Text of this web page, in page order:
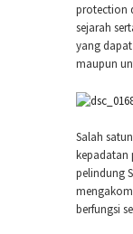
protection
sejarah
yang
maupun
Salah
kepadatan
pelindung
berfungsi